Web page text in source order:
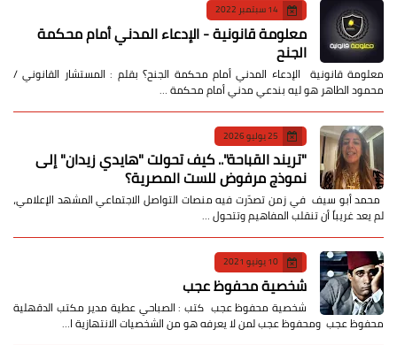
14 سبتمبر 2022
معلومة قانونية - الإدعاء المدني أمام محكمة
الجنح
معلومة قانونية الإدعاء المدني أمام محكمة الجنح؟ بقلم : المستشار القانوني /
محمود الطاهر هو ليه بندعي مدني أمام محكمة …
25 يوليو 2026
​"تريند القباحة".. كيف تحولت "هايدي زيدان" إلى
نموذج مرفوض للست المصرية؟
​ محمد أبو سيف ​في زمن تصدّرت فيه منصات التواصل الاجتماعي المشهد الإعلامي،
لم يعد غريباً أن تنقلب المفاهيم وتتحول …
10 يونيو 2021
شخصية محفوظ عجب
شخصية محفوظ عجب كتب : الصباحي عطية مدير مكتب الدقهلية
محفوظ عجب ومحفوظ عجب لمن لا يعرفه هو من الشخصيات الانتهازية ا…